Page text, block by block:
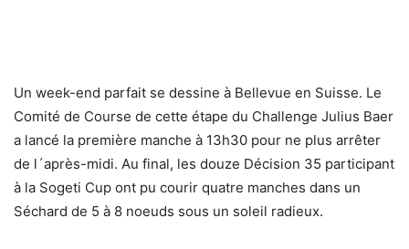
Un week-end parfait se dessine à Bellevue en Suisse. Le
Comité de Course de cette étape du Challenge Julius Baer
a lancé la première manche à 13h30 pour ne plus arrêter
de l´après-midi. Au final, les douze Décision 35 participant
à la Sogeti Cup ont pu courir quatre manches dans un
Séchard de 5 à 8 noeuds sous un soleil radieux.